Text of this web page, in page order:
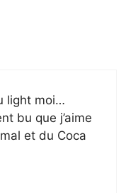
light moi…
bu que j’aime
et du Coca